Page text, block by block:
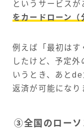
というサービスが
をカードローン（
例えば「最初はす
したけど、予定
いうとき、あと
返済が可能になり
③全国のローソ